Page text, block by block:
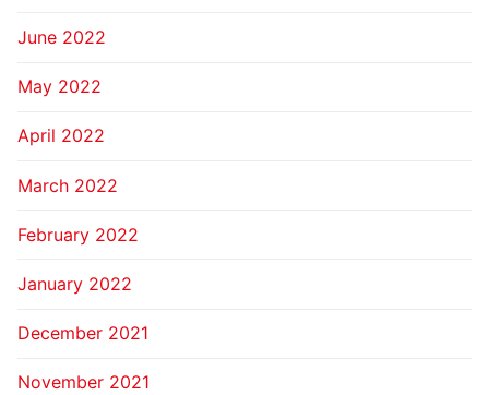
June 2022
May 2022
April 2022
March 2022
February 2022
January 2022
December 2021
November 2021